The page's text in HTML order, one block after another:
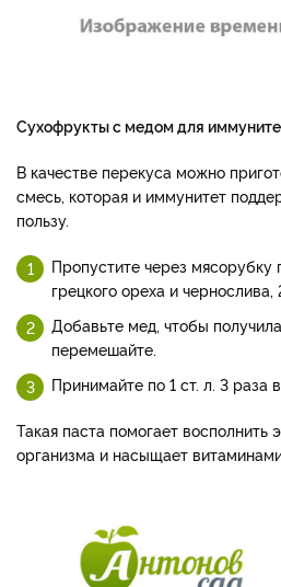
Сухофрукты с медом для
В качестве перекуса можно
смесь, которая и иммунитет
пользу.
Пропустите через мясорубку
грецкого ореха и
Добавьте мед, чтобы
перемешайте.
Принимайте по 1 ст. л. 3 раза
Такая паста помогает восполнить
организма и насыщает